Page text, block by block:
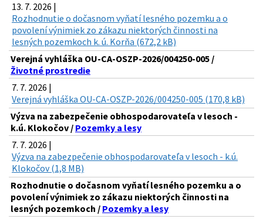
13. 7. 2026 |
Rozhodnutie o dočasnom vyňatí lesného pozemku a o
povolení výnimiek zo zákazu niektorých činnosti na
lesných pozemkoch k. ú. Korňa (672,2 kB)
Verejná vyhláška OU-CA-OSZP-2026/004250-005 /
Životné prostredie
7. 7. 2026 |
Verejná vyhláška OU-CA-OSZP-2026/004250-005 (170,8 kB)
Výzva na zabezpečenie obhospodarovateľa v lesoch -
k.ú. Klokočov / Pozemky a lesy
7. 7. 2026 |
Výzva na zabezpečenie obhospodarovateľa v lesoch - k.ú.
Klokočov (1,8 MB)
Rozhodnutie o dočasnom vyňatí lesného pozemku a o
povolení výnimiek zo zákazu niektorých činnosti na
lesných pozemkoch / Pozemky a lesy